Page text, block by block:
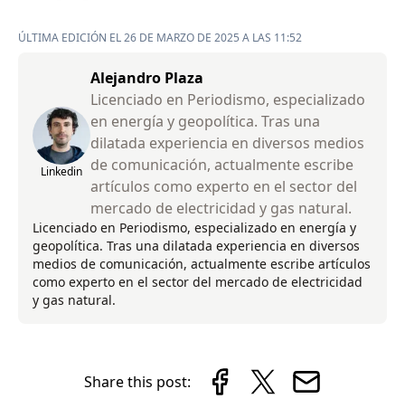
ÚLTIMA EDICIÓN EL 26 DE MARZO DE 2025 A LAS 11:52
Linkedin
Alejandro Plaza
Licenciado en Periodismo, especializado
en energía y geopolítica. Tras una
dilatada experiencia en diversos medios
de comunicación, actualmente escribe
artículos como experto en el sector del
mercado de electricidad y gas natural.
Licenciado en Periodismo, especializado en energía y
geopolítica. Tras una dilatada experiencia en diversos
medios de comunicación, actualmente escribe artículos
como experto en el sector del mercado de electricidad
y gas natural.
Share this post: